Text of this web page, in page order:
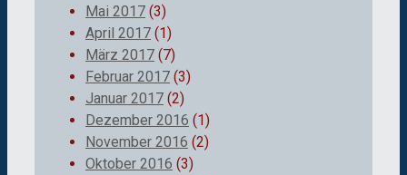
Mai 2017 (3)
April 2017 (1)
März 2017 (7)
Februar 2017 (3)
Januar 2017 (2)
Dezember 2016 (1)
November 2016 (2)
Oktober 2016 (3)